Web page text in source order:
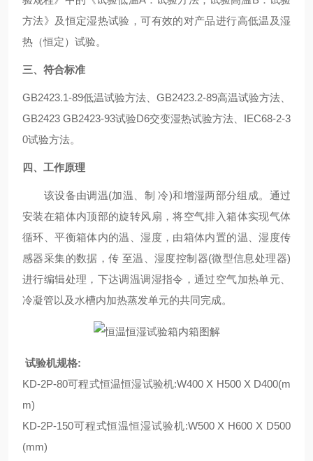
方法》及恒定湿热试验，可有效的对产品进行高低温及湿
热（恒定）试验。
三、符合标准
GB2423.1-89低温试验方法、GB2423.2-89高温试验方法、
GB2423 GB2423-93试验D6交变湿热试验方法、IEC68-2-3
0试验方法。
四、工作原理
该设备由调温(加温、制 冷)和增湿两部分组成。通过
安装在箱体内顶部的旋转风扇，将空气排入箱体实现气体
循环、平衡箱体内的温、湿度，由箱体内置的温、湿度传
感器采集的数据，传 至温、湿度控制器(微型信息处理器)
进行编辑处理，下达调温调湿指令，通过空气加热单元、
冷凝管以及水槽内加热蒸发单元的共同完成。
试验机规格:
KD-2P-80可程式恒温恒湿试验机:W400 X H500 X D400(m
m)
KD-2P-150可程式恒温恒湿试验机:W500 X H600 X D500
(mm)